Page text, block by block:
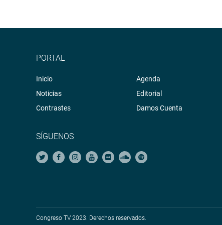
PORTAL
Inicio
Noticias
Contrastes
Agenda
Editorial
Damos Cuenta
SÍGUENOS
Congreso TV 2023. Derechos reservados.